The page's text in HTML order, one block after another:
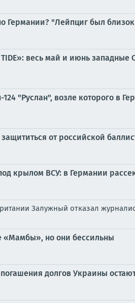
Германии? "Лейпциг был
TIDE»: весь май и июнь
"Руслан", возле которого в
от российской
крылом ВСУ: в Германии
Залужный отказал
«Мамбы», но они бессильны
долгов Украины